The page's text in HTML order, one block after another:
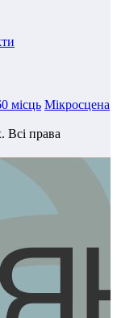
місць Мікросцена
права